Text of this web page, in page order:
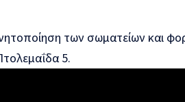
των σωματείων και
5.